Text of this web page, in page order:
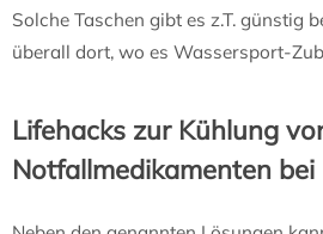
Solche Taschen gibt es z.T. günstig
überall dort, wo es Wassersport-
Lifehacks zur Kühlung
Notfallmedikamenten bei